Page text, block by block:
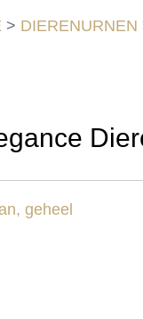
> DIERENURNEN